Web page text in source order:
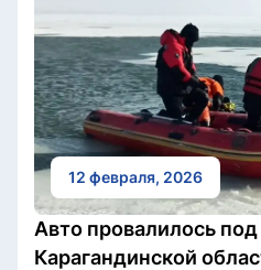
12 февраля, 2026
Авто провалилось
Карагандинской